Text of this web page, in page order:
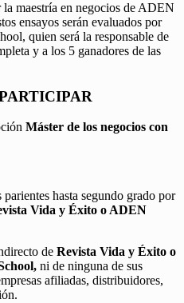
maestría en negocios de ADEN
ensayos serán evaluados por
quien será la responsable de
y a los 5 ganadores de las
Máster de los negocios con
hasta segundo grado por
Vida y Éxito o ADEN
de Revista Vida y Éxito o
ni de ninguna de sus
afiliadas, distribuidores,